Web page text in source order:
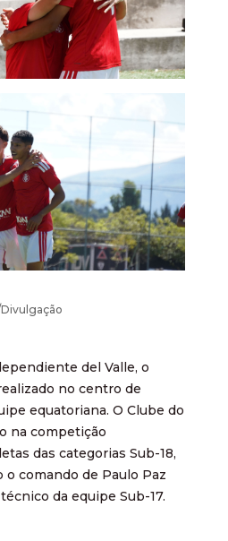
del Valle, o
no centro de
equatoriana. O Clube do
na competição
das categorias Sub-18,
o comando de Paulo Paz
da equipe Sub-17.